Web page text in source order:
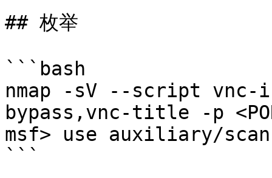
## 枚举
```bash
nmap -sV --script
bypass,vnc-title -p
msf> use auxiliary/
```